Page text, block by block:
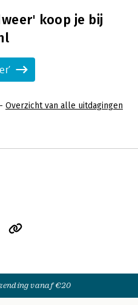
koop je bij
- Overzicht van alle uitdagingen
vanaf €20